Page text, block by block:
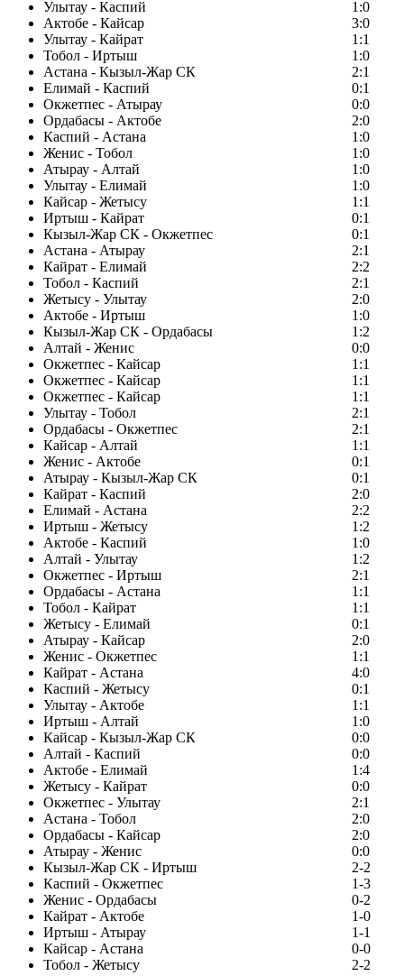
Улытау - Каспий
1:0
Актобе - Кайсар
3:0
Улытау - Кайрат
1:1
Тобол - Иртыш
1:0
Астана - Кызыл-Жар СК
2:1
Елимай - Каспий
0:1
Окжетпес - Атырау
0:0
Ордабасы - Актобе
2:0
Каспий - Астана
1:0
Женис - Тобол
1:0
Атырау - Алтай
1:0
Улытау - Елимай
1:0
Кайсар - Жетысу
1:1
Иртыш - Кайрат
0:1
Кызыл-Жар СК - Окжетпес
0:1
Астана - Атырау
2:1
Кайрат - Елимай
2:2
Тобол - Каспий
2:1
Жетысу - Улытау
2:0
Актобе - Иртыш
1:0
Кызыл-Жар СК - Ордабасы
1:2
Алтай - Женис
0:0
Окжетпес - Кайсар
1:1
Окжетпес - Кайсар
1:1
Окжетпес - Кайсар
1:1
Улытау - Тобол
2:1
Ордабасы - Окжетпес
2:1
Кайсар - Алтай
1:1
Женис - Актобе
0:1
Атырау - Кызыл-Жар СК
0:1
Кайрат - Каспий
2:0
Елимай - Астана
2:2
Иртыш - Жетысу
1:2
Актобе - Каспий
1:0
Алтай - Улытау
1:2
Окжетпес - Иртыш
2:1
Ордабасы - Астана
1:1
Тобол - Кайрат
1:1
Жетысу - Елимай
0:1
Атырау - Кайсар
2:0
Женис - Окжетпес
1:1
Кайрат - Астана
4:0
Каспий - Жетысу
0:1
Улытау - Актобе
1:1
Иртыш - Алтай
1:0
Кайсар - Кызыл-Жар СК
0:0
Алтай - Каспий
0:0
Актобе - Елимай
1:4
Жетысу - Кайрат
0:0
Окжетпес - Улытау
2:1
Астана - Тобол
2:0
Ордабасы - Кайсар
2:0
Атырау - Женис
0:0
Кызыл-Жар СК - Иртыш
2-2
Каспий - Окжетпес
1-3
Женис - Ордабасы
0-2
Кайрат - Актобе
1-0
Иртыш - Атырау
1-1
Кайсар - Астана
0-0
Тобол - Жетысу
2-2